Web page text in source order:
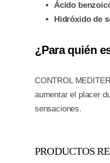
Ácido
Hidróxido de
¿Para quién
CONTROL
aumentar el placer
sensaciones.
PRODUCTOS